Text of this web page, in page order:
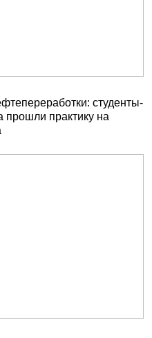
студенты-
прошли практику на